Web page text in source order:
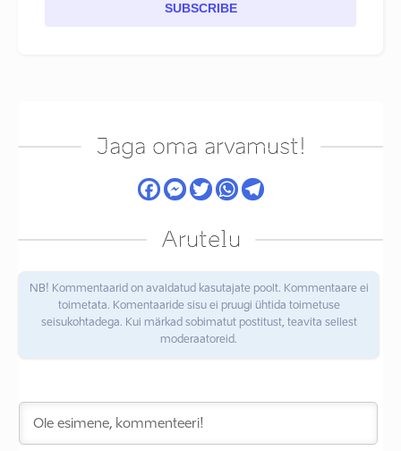
SUBSCRIBE
Jaga oma arvamust!
Arutelu
NB! Kommentaarid on avaldatud kasutajate poolt. Kommentaare ei
toimetata. Komentaaride sisu ei pruugi ühtida toimetuse
seisukohtadega. Kui märkad sobimatut postitust, teavita sellest
moderaatoreid.